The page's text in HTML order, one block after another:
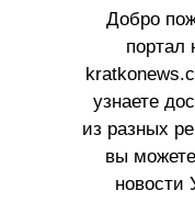
Добро
портал
узнаете
из разных
вы
новости